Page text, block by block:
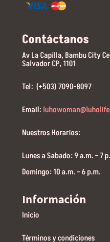
Contáctanos
Av La Capilla, Bambu City
Salvador CP, 1101
Tel: (+503) 7090-8097
Email:
Nuestros Horarios:
Lunes a Sabado: 9 a.m. – 7
Domingo: 10 a.m. – 6 p.m.
Información
Inicio
Términos y condiciones